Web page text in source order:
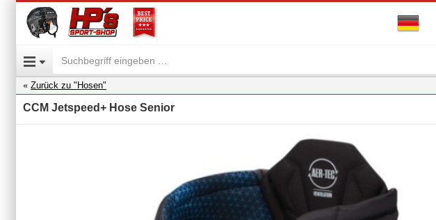
Zurück zu "Hosen"
CCM Jetspeed+ Hose Senior